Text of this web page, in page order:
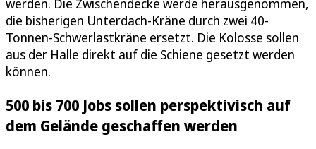
werden. Die Zwischendecke werde herausgenommen,
die bisherigen Unterdach-Kräne durch zwei 40-
Tonnen-Schwerlastkräne ersetzt. Die Kolosse sollen
aus der Halle direkt auf die Schiene gesetzt werden
können.
500 bis 700 Jobs sollen perspektivisch auf
dem Gelände geschaffen werden